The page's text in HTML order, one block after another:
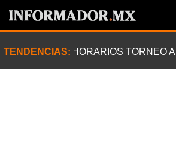
TENDENCIAS: HORARIOS TORNEO